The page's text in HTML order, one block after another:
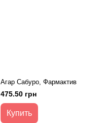
Агар Сабуро, Фармактив
475.50 грн
Купить